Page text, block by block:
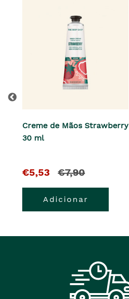
Creme de Mãos Strawberry
30 ml
O
pre�o
atual
€5,53
e
o
pre�o
era
€7,90
Adicionar